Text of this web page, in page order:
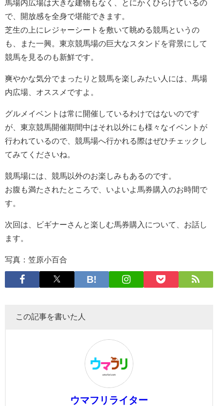
馬場内広場は大きな建物もなく、とにかくひらけているの
で、開放感を全身で堪能できます。
芝生の上にレジャーシートを敷いて眺める競馬というの
も、また一興。東京競馬場の巨大なスタンドを背景にして
競馬を見るのも新鮮です。
爽やかな気分でまったりと競馬を楽しみたい人には、馬場
内広場、オススメですよ。
グルメイベントは常に開催しているわけではないのです
が、東京競馬開催期間中はそれ以外にも様々なイベントが
行われているので、競馬場へ行かれる際はぜひチェックし
てみてくださいね。
競馬場には、競馬以外のお楽しみもあるのです。
お腹も満たされたところで、いよいよ馬券購入のお時間で
す。
次回は、ビギナーさんと楽しむ馬券購入について、お話し
ます。
写真：笠原小百合
この記事を書いた人
ウマフリライター